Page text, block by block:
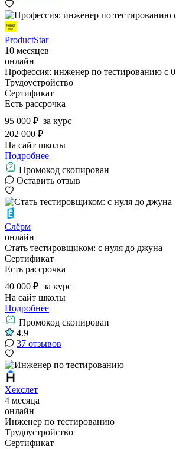
ProductStar
10 месяцев
онлайн
Профессия: инженер по тестированию с 0
Трудоустройство
Сертификат
Есть рассрочка
95 000 ₽ за курс
202 000 ₽
На сайт школы
Подробнее
Промокод скопирован
Оставить отзыв
Слёрм
онлайн
Стать тестировщиком: с нуля до джуна
Сертификат
Есть рассрочка
40 000 ₽ за курс
На сайт школы
Подробнее
Промокод скопирован
4.9
37 отзывов
Хекслет
4 месяца
онлайн
Инженер по тестированию
Трудоустройство
Сертификат